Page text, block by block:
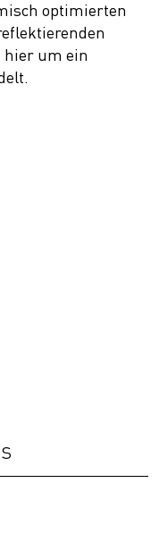
optimierten
hier um ein